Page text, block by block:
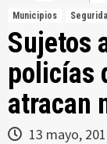
Municipios
Sujetos
policías
atracan
13 mayo,